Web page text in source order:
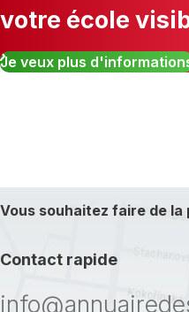
votre école
Je veux plus
Vous souhaitez faire de
Contact rapide